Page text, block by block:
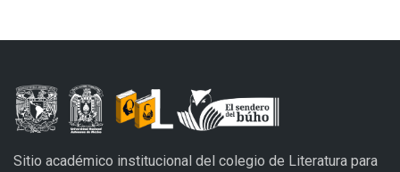
Sitio académico institucional del colegio de Literatura para